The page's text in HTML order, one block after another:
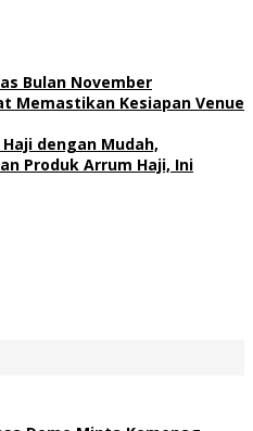
Bulan November
Memastikan Kesiapan Venue
dengan Mudah,
Produk Arrum Haji, Ini